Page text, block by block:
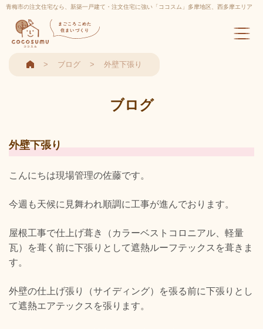
青梅市の注文住宅なら、新築一戸建て・注文住宅に強い「ココスム」多摩地区、西多摩エリア
実績多数
まごころこめた
住まいづくり
ブログ 外壁下張り
ブログ
外壁下張り
こんにちは現場管理の佐藤です。
今週も天候に見舞われ順調に工事が進んでおります。
屋根工事で仕上げ葺き（カラーベストコロニアル、軽量
瓦）を葺く前に下張りとして遮熱ルーフテックスを葺きま
す。
外壁の仕上げ張り（サイディング）を張る前に下張りとし
て遮熱エアテックスを張ります。